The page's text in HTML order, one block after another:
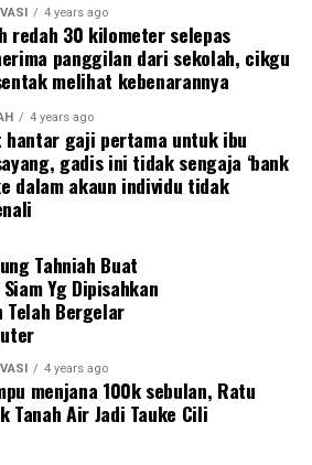
4 years ago
redah 30 kilometer selepas
panggilan dari sekolah, cikgu
melihat kebenarannya
4 years ago
hantar gaji pertama untuk ibu
gadis ini tidak sengaja ‘bank
dalam akaun individu tidak
Tahniah Buat
Yg Dipisahkan
Telah Bergelar
4 years ago
menjana 100k sebulan, Ratu
Tanah Air Jadi Tauke Cili